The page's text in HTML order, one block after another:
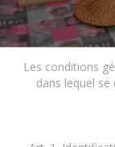
Les conditions
dans lequel